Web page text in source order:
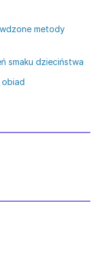
metody
smaku dzieciństwa
obiad